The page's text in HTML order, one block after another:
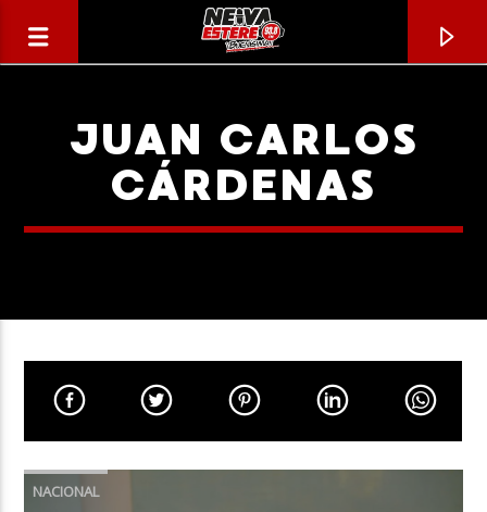
CANCIÓN ACTUAL
TÍTULO
ARTISTA
JUAN CARLOS
CÁRDENAS
NACIONAL